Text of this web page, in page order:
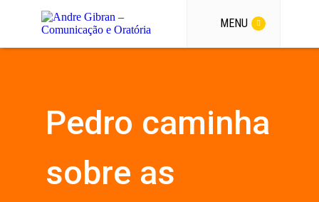
MENU
Pedro caminha
sobre as